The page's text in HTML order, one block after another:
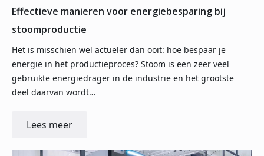
Effectieve manieren voor energiebesparing bij
stoomproductie
Het is misschien wel actueler dan ooit: hoe bespaar je
energie in het productieproces? Stoom is een zeer veel
gebruikte energiedrager in de industrie en het grootste
deel daarvan wordt…
Lees meer